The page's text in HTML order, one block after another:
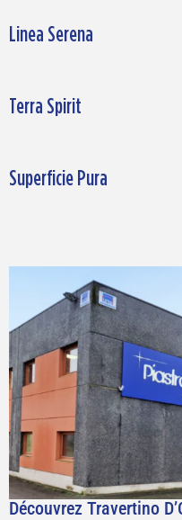
Linea Serena
Terra Spirit
Superficie Pura
Découvrez Travertino